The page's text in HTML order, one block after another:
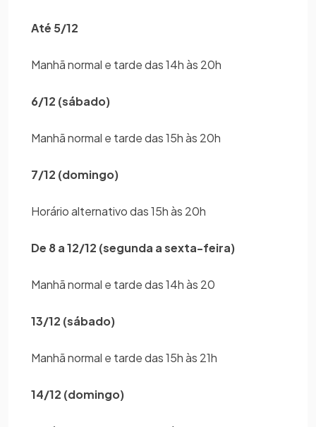
Até 5/12
Manhã normal e tarde das 14h às 20h
6/12 (sábado)
Manhã normal e tarde das 15h às 20h
7/12 (domingo)
Horário alternativo das 15h às 20h
De 8 a 12/12 (segunda a sexta-feira)
Manhã normal e tarde das 14h às 20
13/12 (sábado)
Manhã normal e tarde das 15h às 21h
14/12 (domingo)